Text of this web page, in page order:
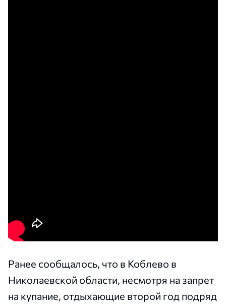
Ранее сообщалось, что в Коблево в
Николаевской области, несмотря на запрет
на купание, отдыхающие второй год подряд